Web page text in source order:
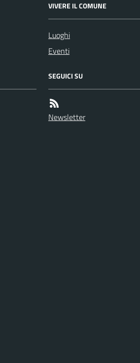
VIVERE IL COMUNE
Luoghi
Eventi
SEGUICI SU
Newsletter